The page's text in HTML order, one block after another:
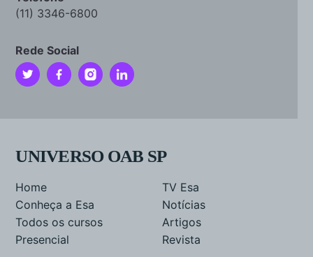
(11) 3346-6800
Rede Social
UNIVERSO OAB SP
Home
Conheça a Esa
Todos os cursos
Presencial
TV Esa
Notícias
Artigos
Revista